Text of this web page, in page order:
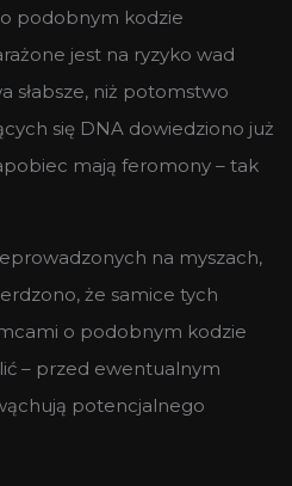
podobnym kodzie
jest na ryzyko wad
słabsze, niż potomstwo
się DNA dowiedziono już
mają feromony – tak
na myszach,
że samice tych
o podobnym kodzie
– przed ewentualnym
potencjalnego